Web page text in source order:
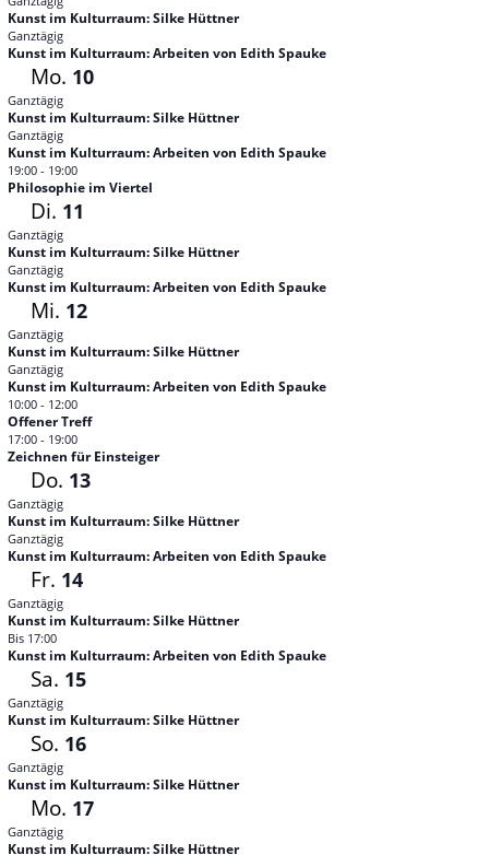
Kunst im Kulturraum: Silke Hüttner
Ganztägig
Kunst im Kulturraum: Arbeiten von Edith Spauke
Mo. 10
Ganztägig
Kunst im Kulturraum: Silke Hüttner
Ganztägig
Kunst im Kulturraum: Arbeiten von Edith Spauke
19:00- 19:00
Philosophie im Viertel
Di. 11
Ganztägig
Kunst im Kulturraum: Silke Hüttner
Ganztägig
Kunst im Kulturraum: Arbeiten von Edith Spauke
Mi. 12
Ganztägig
Kunst im Kulturraum: Silke Hüttner
Ganztägig
Kunst im Kulturraum: Arbeiten von Edith Spauke
10:00- 12:00
Offener Treff
17:00- 19:00
Zeichnen für Einsteiger
Do. 13
Ganztägig
Kunst im Kulturraum: Silke Hüttner
Ganztägig
Kunst im Kulturraum: Arbeiten von Edith Spauke
Fr. 14
Ganztägig
Kunst im Kulturraum: Silke Hüttner
Bis 17:00
Kunst im Kulturraum: Arbeiten von Edith Spauke
Sa. 15
Ganztägig
Kunst im Kulturraum: Silke Hüttner
So. 16
Ganztägig
Kunst im Kulturraum: Silke Hüttner
Mo. 17
Ganztägig
Kunst im Kulturraum: Silke Hüttner